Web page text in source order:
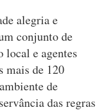
alegria e
conjunto de
local e agentes
mais de 120
de
das regras